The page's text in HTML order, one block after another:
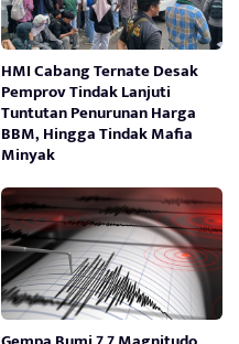
HMI Cabang Ternate Desak
Pemprov Tindak Lanjuti
Tuntutan Penurunan Harga
BBM, Hingga Tindak Mafia
Minyak